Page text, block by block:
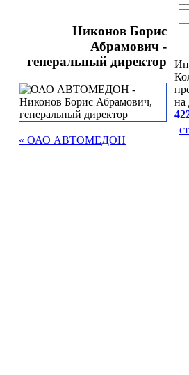
Никонов Борис
Абрамович -
генеральный директор
« ОАО АВТОМЕДОН
на